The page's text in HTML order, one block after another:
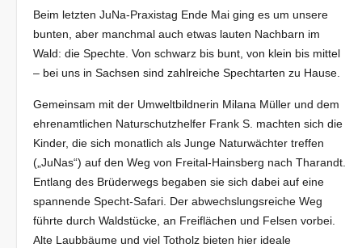
Beim letzten JuNa-Praxistag Ende Mai ging es um unsere
bunten, aber manchmal auch etwas lauten Nachbarn im
Wald: die Spechte. Von schwarz bis bunt, von klein bis mittel
– bei uns in Sachsen sind zahlreiche Spechtarten zu Hause.
Gemeinsam mit der Umweltbildnerin Milana Müller und dem
ehrenamtlichen Naturschutzhelfer Frank S. machten sich die
Kinder, die sich monatlich als Junge Naturwächter treffen
(„JuNas“) auf den Weg von Freital-Hainsberg nach Tharandt.
Entlang des Brüderwegs begaben sie sich dabei auf eine
spannende Specht-Safari. Der abwechslungsreiche Weg
führte durch Waldstücke, an Freiflächen und Felsen vorbei.
Alte Laubbäume und viel Totholz bieten hier ideale